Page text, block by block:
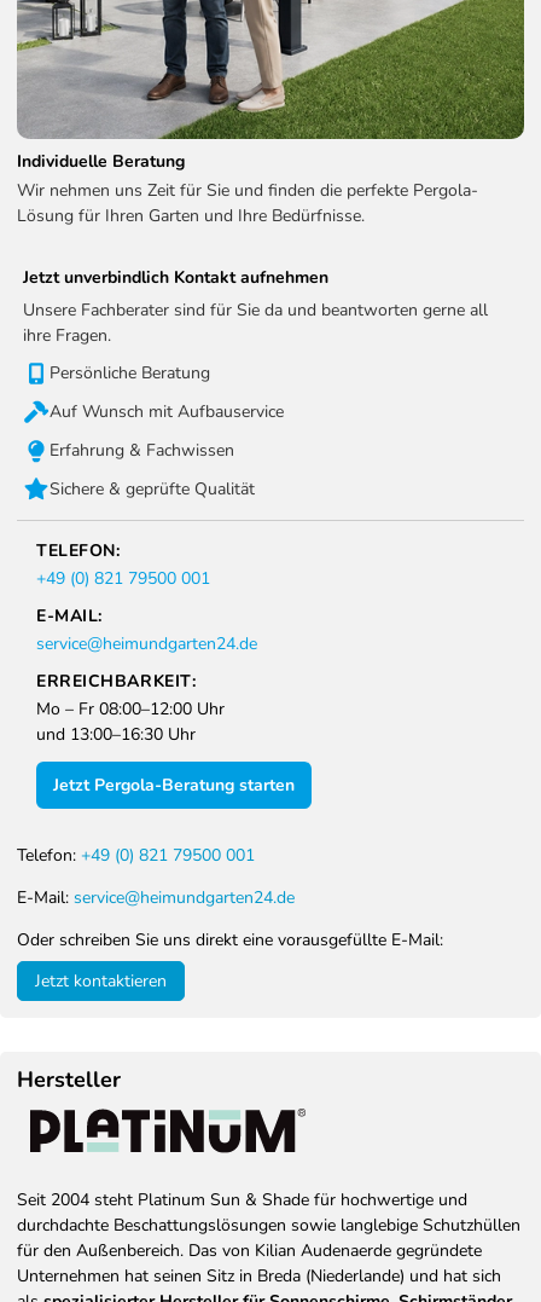
Individuelle Beratung
Wir nehmen uns Zeit für Sie und finden die perfekte Pergola-
Lösung für Ihren Garten und Ihre Bedürfnisse.
Jetzt unverbindlich Kontakt aufnehmen
Unsere Fachberater sind für Sie da und beantworten gerne all
ihre Fragen.
Persönliche Beratung
Auf Wunsch mit Aufbauservice
Erfahrung & Fachwissen
Sichere & geprüfte Qualität
TELEFON:
+49 (0) 821 79500 001
E-MAIL:
service@heimundgarten24.de
ERREICHBARKEIT:
Mo – Fr 08:00–12:00 Uhr
und 13:00–16:30 Uhr
Jetzt Pergola-Beratung starten
Telefon: +49 (0) 821 79500 001
E-Mail: service@heimundgarten24.de
Oder schreiben Sie uns direkt eine vorausgefüllte E-Mail:
Jetzt kontaktieren
Hersteller
Seit 2004 steht Platinum Sun & Shade für hochwertige und
durchdachte Beschattungslösungen sowie langlebige Schutzhüllen
für den Außenbereich. Das von Kilian Audenaerde gegründete
Unternehmen hat seinen Sitz in Breda (Niederlande) und hat sich